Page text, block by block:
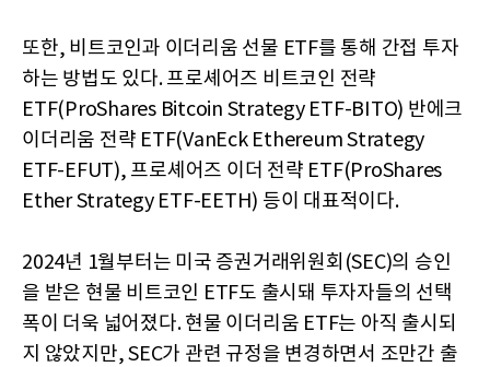
또한, 비트코인과 이더리움 선물 ETF를 통해 간접 투자
하는 방법도 있다. 프로셰어즈 비트코인 전략
ETF(ProShares Bitcoin Strategy ETF-BITO) 반에크
이더리움 전략 ETF(VanEck Ethereum Strategy
ETF-EFUT), 프로셰어즈 이더 전략 ETF(ProShares
Ether Strategy ETF-EETH) 등이 대표적이다.
2024년 1월부터는 미국 증권거래위원회(SEC)의 승인
을 받은 현물 비트코인 ETF도 출시돼 투자자들의 선택
폭이 더욱 넓어졌다. 현물 이더리움 ETF는 아직 출시되
지 않았지만, SEC가 관련 규정을 변경하면서 조만간 출